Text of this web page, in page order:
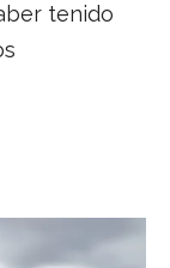
tenido